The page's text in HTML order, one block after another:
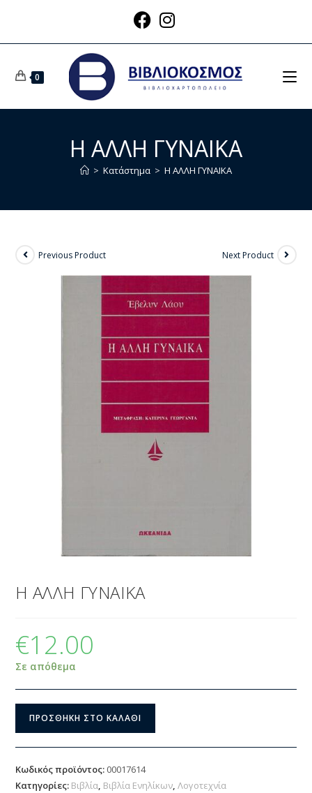
0
Η ΑΛΛΗ ΓΥΝΑΙΚΑ
> Κατάστημα > Η ΑΛΛΗ ΓΥΝΑΙΚΑ
Previous Product Next Product
Η ΑΛΛΗ ΓΥΝΑΙΚΑ
€12.00
Σε απόθεμα
ΠΡΟΣΘΉΚΗ ΣΤΟ ΚΑΛΆΘΙ
Κωδικός προϊόντος: 00017614
Κατηγορίες: Βιβλία, Βιβλία Ενηλίκων,Λογοτεχνία